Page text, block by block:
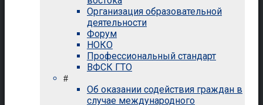
Организация образовательной
деятельности
Форум
НОКО
Профессиональный стандарт
ВФСК ГТО
#
Об оказании содействия граждан в
случае международного